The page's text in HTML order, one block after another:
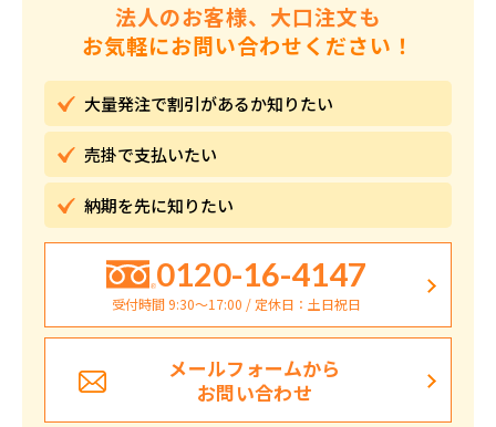
法人のお客様、大口注文も
お気軽にお問い合わせください！
大量発注で割引があるか知りたい
売掛で支払いたい
納期を先に知りたい
0120-16-4147
受付時間 9:30〜17:00 / 定休日：土日祝日
メールフォームから
お問い合わせ